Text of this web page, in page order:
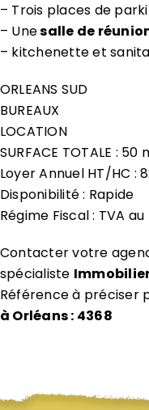
– Trois places de
– Unesalle de
– kitchenette et
ORLEANS SUD
BUREAUX
LOCATION
SURFACE TOTALE : 50
Loyer Annuel HT/HC :
Disponibilité : Rapide
Régime Fiscal : TVA
Contacter votre
spécialiste
Référence à préciser
à Orléans : 4368